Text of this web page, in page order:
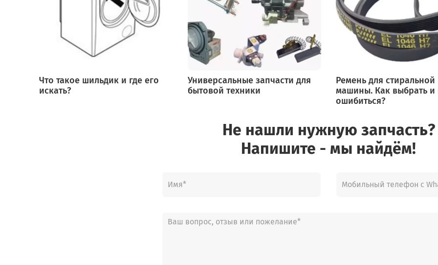
Что такое шильдик и где его
искать?
Универсальные запчасти для
бытовой техники
Ремень для стиральной
машины. Как выбрать и
ошибиться?
Не нашли нужную запчасть?
Напишите - мы найдём!